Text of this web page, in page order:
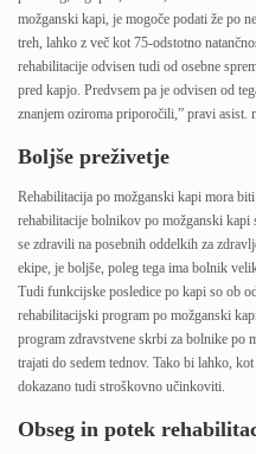
možganski kapi, je mogoče podati že po
treh, lahko z več kot 75-odstotno
rehabilitacije odvisen tudi od osebne
pred kapjo. Predvsem pa je odvisen od
znanjem oziroma priporočili,” pravi asist.
Boljše preživetje
Rehabilitacija po možganski kapi mora
rehabilitacije bolnikov po možganski kapi
se zdravili na posebnih oddelkih za
ekipe, je boljše, poleg tega ima bolnik
Tudi funkcijske posledice po kapi so ob
rehabilitacijski program po možganski
program zdravstvene skrbi za bolnike po
trajati do sedem tednov. Tako bi lahko,
dokazano tudi stroškovno učinkoviti.
Obseg in potek